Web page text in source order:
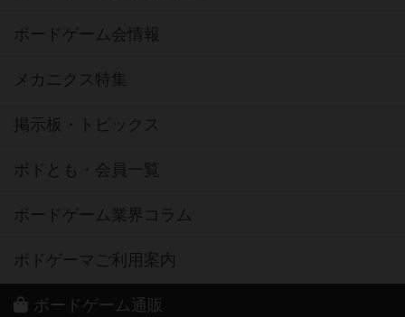
ボードゲーム会情報
メカニクス特集
掲示板・トピックス
ボドとも・会員一覧
ボードゲーム業界コラム
ボドゲーマご利用案内
ボードゲーム通販